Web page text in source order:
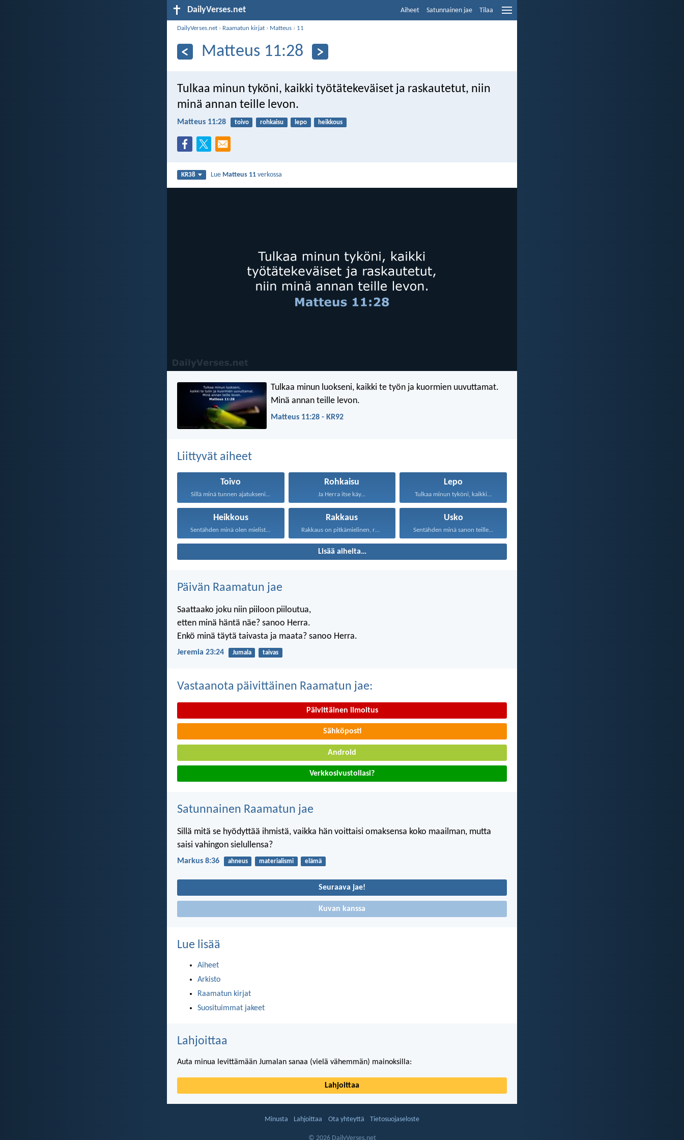
DailyVerses.net Aiheet Satunnainen jae Tilaa
DailyVerses.net › Raamatun kirjat › Matteus › 11
Matteus 11:28
Tulkaa minun tyköni, kaikki työtätekeväiset ja raskautetut, niin
minä annan teille levon.
Matteus 11:28 toivo rohkaisu lepo heikkous
KR38 Lue Matteus 11 verkossa
Tulkaa minun luokseni, kaikki te työn ja kuormien uuvuttamat.
Minä annan teille levon.
Matteus 11:28 - KR92
Liittyvät aiheet
Toivo
Sillä minä tunnen ajatukseni...
Rohkaisu
Ja Herra itse käy...
Lepo
Tulkaa minun tyköni, kaikki...
Heikkous
Sentähden minä olen mielistynyt...
Rakkaus
Rakkaus on pitkämielinen, rakkaus...
Usko
Sentähden minä sanon teille...
Lisää aiheita…
Päivän Raamatun jae
Saattaako joku niin piiloon piiloutua,
etten minä häntä näe? sanoo Herra.
Enkö minä täytä taivasta ja maata? sanoo Herra.
Jeremia 23:24 Jumala taivas
Vastaanota päivittäinen Raamatun jae:
Päivittäinen ilmoitus
Sähköposti
Android
Verkkosivustollasi?
Satunnainen Raamatun jae
Sillä mitä se hyödyttää ihmistä, vaikka hän voittaisi omaksensa koko maailman, mutta
saisi vahingon sielullensa?
Markus 8:36 ahneus materialismi elämä
Seuraava jae!
Kuvan kanssa
Lue lisää
Aiheet
Arkisto
Raamatun kirjat
Suosituimmat jakeet
Lahjoittaa
Auta minua levittämään Jumalan sanaa (vielä vähemmän) mainoksilla:
Lahjoittaa
Minusta Lahjoittaa Ota yhteyttä Tietosuojaseloste
© 2026 DailyVerses.net